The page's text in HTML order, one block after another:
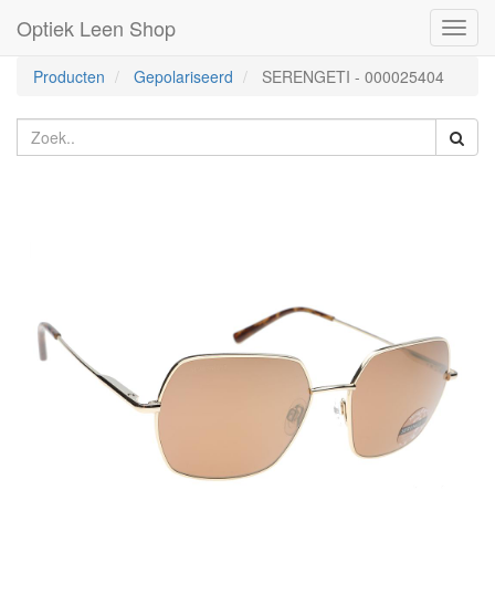
Optiek Leen Shop
Producten Gepolariseerd SERENGETI - 000025404